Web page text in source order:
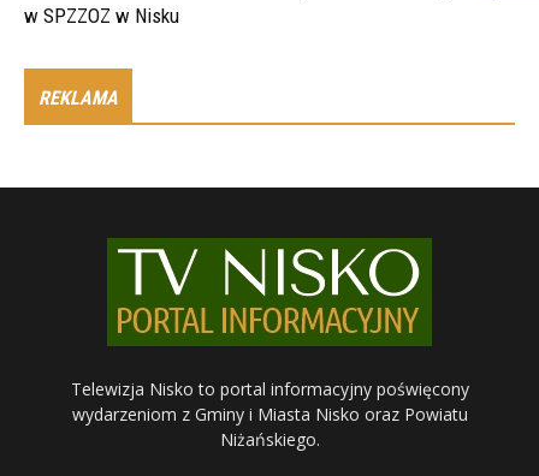
w SPZZOZ w Nisku
REKLAMA
Telewizja Nisko to portal informacyjny poświęcony
wydarzeniom z Gminy i Miasta Nisko oraz Powiatu
Niżańskiego.